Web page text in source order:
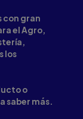
con gran
el Agro,
los
o
saber más.